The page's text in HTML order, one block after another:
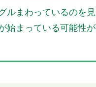
ルまわっているのを
始まっている可能性が